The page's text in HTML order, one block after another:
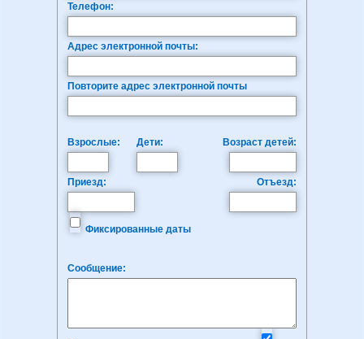
Телефон:
Адрес электронной почты:
Повторите адрес электронной почты
Взрослые: Дети: Возраст детей:
Приезд: Отъезд:
Фиксированные даты
Сообщение: